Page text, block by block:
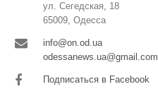
ул. Сегедская, 18
65009, Одесса
info@on.od.ua
odessanews.ua@gmail.com
Подписаться в Facebook